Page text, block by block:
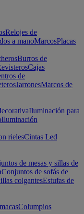
Relojes de
a manoMarcosPlacas
Burros de
Cajas
de
JarronesMarcos de
Iluminación para
Iluminación
rielesCintas Led
de mesas y sillas de
Conjuntos de sofás de
colgantesEstufas de
Columpios